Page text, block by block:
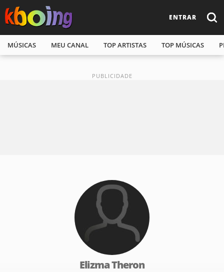
ENTRAR
MÚSICAS MEU CANAL TOP ARTISTAS TOP MÚSICAS
Elizma Theron